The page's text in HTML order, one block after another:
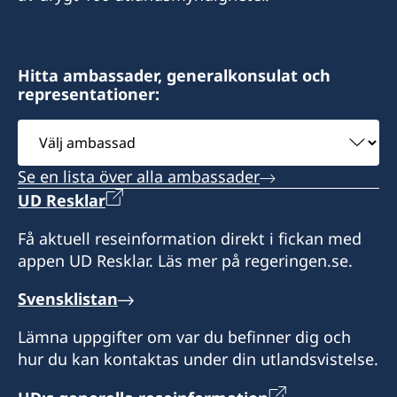
Hulhumale'
Post Code: 23000
Rep of Maldives
Öppettider:
söndag-torsdag 08.30-16.00.
Lunch 12.00-13.00
lördag 09.00-13.30
Honorärkonsul
Hitta ambassader, generalkonsulat och
representationer:
Välj
ambassad
Se en lista över alla ambassader
UD Resklar
Få aktuell reseinformation direkt i fickan med
appen UD Resklar. Läs mer på regeringen.se.
Svensklistan
Lämna uppgifter om var du befinner dig och
hur du kan kontaktas under din utlandsvistelse.